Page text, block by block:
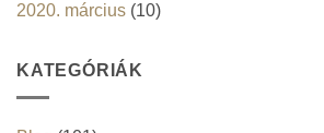
2020. március (10)
KATEGÓRIÁK